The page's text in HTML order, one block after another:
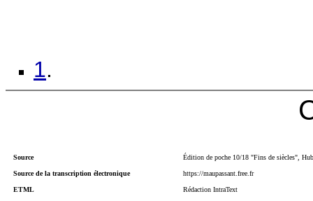
1.
Source Édition de poche 10/18 "Fins de siècles",
Source de la transcription électronique https://maupassant.free.fr
ETML Rédaction IntraText